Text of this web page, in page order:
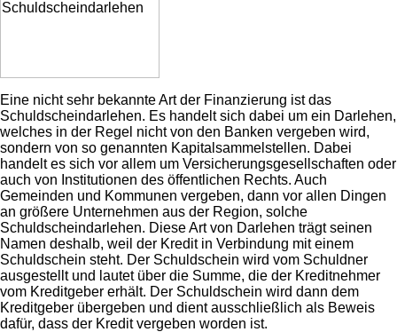
Eine nicht sehr bekannte Art der Finanzierung ist das
Schuldscheindarlehen. Es handelt sich dabei um ein Darlehen,
welches in der Regel nicht von den Banken vergeben wird,
sondern von so genannten Kapitalsammelstellen. Dabei
handelt es sich vor allem um Versicherungsgesellschaften oder
auch von Institutionen des öffentlichen Rechts. Auch
Gemeinden und Kommunen vergeben, dann vor allen Dingen
an größere Unternehmen aus der Region, solche
Schuldscheindarlehen. Diese Art von Darlehen trägt seinen
Namen deshalb, weil der Kredit in Verbindung mit einem
Schuldschein steht. Der Schuldschein wird vom Schuldner
ausgestellt und lautet über die Summe, die der Kreditnehmer
vom Kreditgeber erhält. Der Schuldschein wird dann dem
Kreditgeber übergeben und dient ausschließlich als Beweis
dafür, dass der Kredit vergeben worden ist.